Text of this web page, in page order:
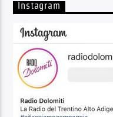
Instagram